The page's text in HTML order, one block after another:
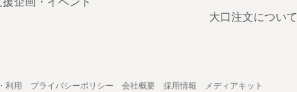
大口注文について
利用 プライバシーポリシー 会社概要 採用情報 メディアキット